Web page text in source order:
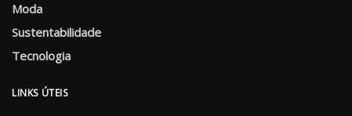
Moda
Sustentabilidade
Tecnologia
LINKS ÚTEIS